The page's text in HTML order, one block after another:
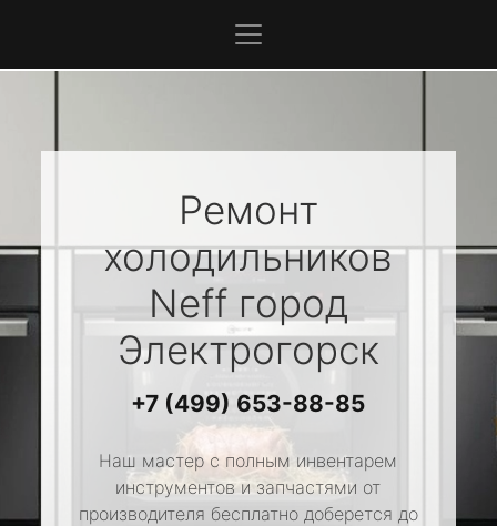
Ремонт
холодильников
Neffгород
Электрогорск
+7 (499) 653-88-85
Наш мастер с полным инвентарем
инструментов и запчастями от
производителя бесплатно доберется до